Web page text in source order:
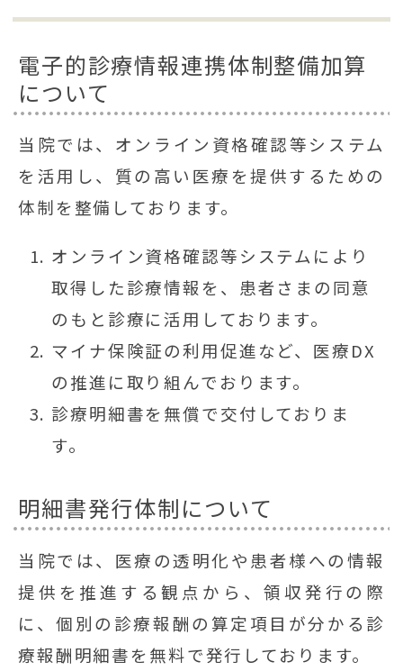
電子的診療情報連携体制整備加算
について
当院では、オンライン資格確認等システム
を活用し、質の高い医療を提供するための
体制を整備しております。
オンライン資格確認等システムにより
取得した診療情報を、患者さまの同意
のもと診療に活用しております。
マイナ保険証の利用促進など、医療DX
の推進に取り組んでおります。
診療明細書を無償で交付しておりま
す。
明細書発行体制について
当院では、医療の透明化や患者様への情報
提供を推進する観点から、領収発行の際
に、個別の診療報酬の算定項目が分かる診
療報酬明細書を無料で発行しております。